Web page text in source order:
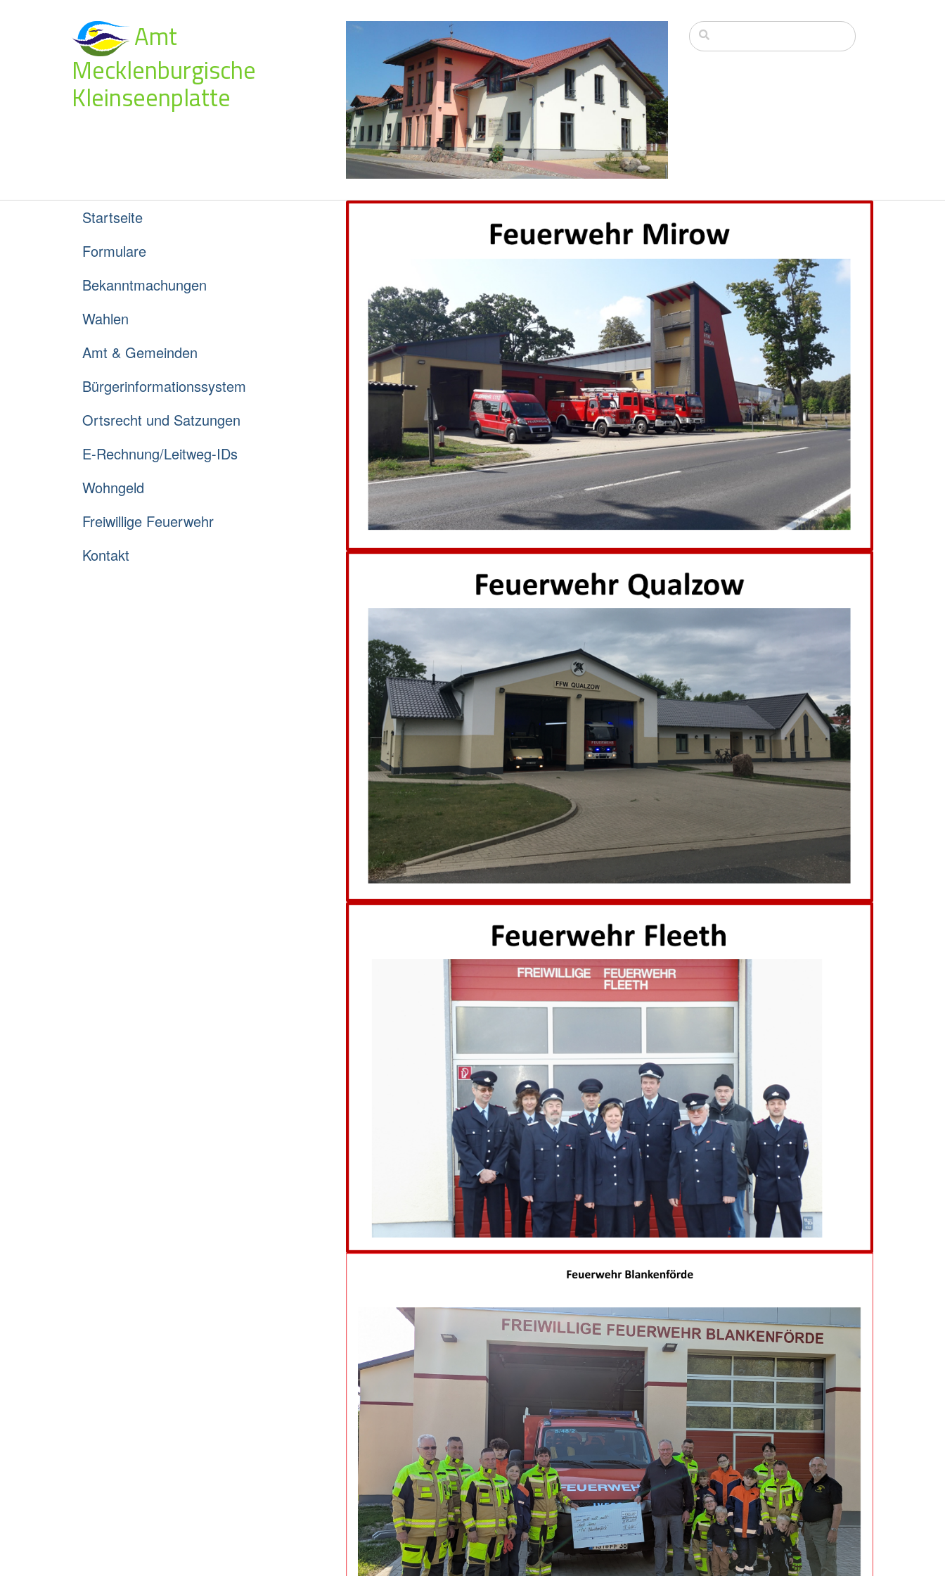
Amt
Mecklenburgische
Kleinseenplatte
Startseite
Formulare
Bekanntmachungen
Wahlen
Amt & Gemeinden
Bürgerinformationssystem
Ortsrecht und Satzungen
E-Rechnung/Leitweg-IDs
Wohngeld
Freiwillige Feuerwehr
Kontakt